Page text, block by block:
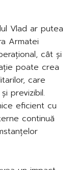
Vlad ar putea
Armatei
cât și
poate crea
care
previzibil.
eficient cu
continuă